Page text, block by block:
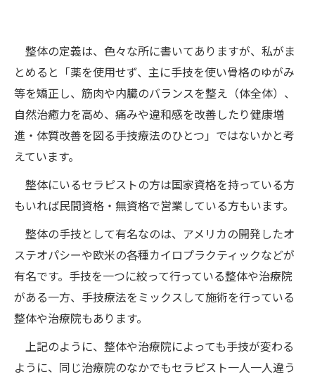
整体の定義は、色々な所に書いてありますが、私がま
とめると「薬を使用せず、主に手技を使い骨格のゆがみ
等を矯正し、筋肉や内臓のバランスを整え（体全体）、
自然治癒力を高め、痛みや違和感を改善したり健康増
進・体質改善を図る手技療法のひとつ」ではないかと考
えています。
整体にいるセラピストの方は国家資格を持っている方
もいれば民間資格・無資格で営業している方もいます。
整体の手技として有名なのは、アメリカの開発したオ
ステオパシーや欧米の各種カイロプラクティックなどが
有名です。手技を一つに絞って行っている整体や治療院
がある一方、手技療法をミックスして施術を行っている
整体や治療院もあります。
上記のように、整体や治療院によっても手技が変わる
ように、同じ治療院のなかでもセラピスト一人一人違う